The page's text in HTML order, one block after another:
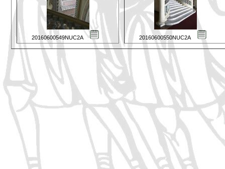
20160600549NUC2A 20160600550NUC2A